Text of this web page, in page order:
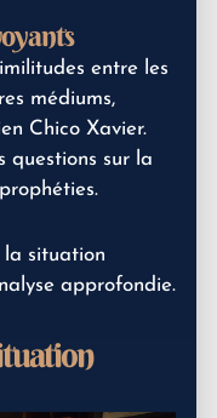
entre les
médiums,
Chico Xavier.
questions sur la
la situation
approfondie.